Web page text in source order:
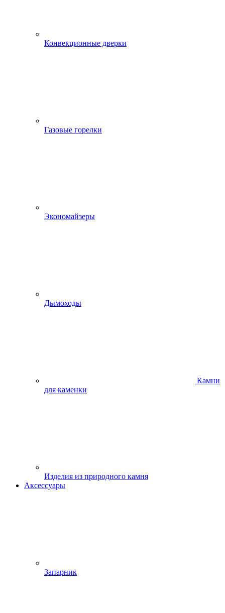
Конвекционные дверки
Газовые горелки
Экономайзеры
Дымоходы
Камни
для каменки
Изделия из природного камня
Аксессуары
Запарник